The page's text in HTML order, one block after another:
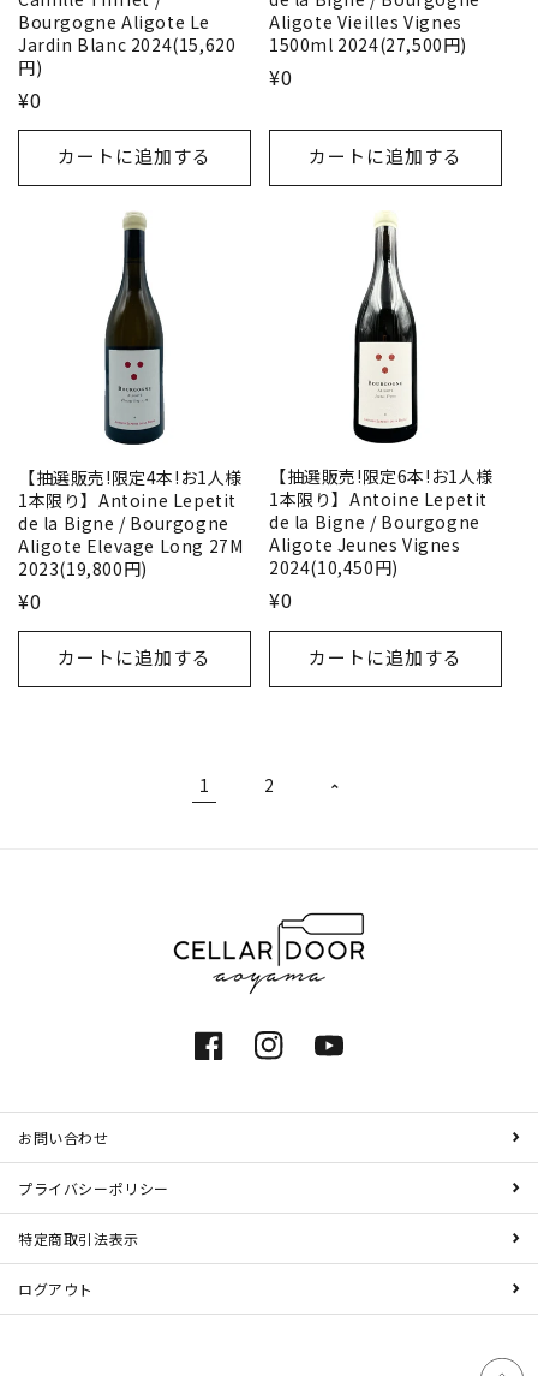
Bourgogne Aligote Le
Jardin Blanc 2024(15,620
円)
¥0
カートに追加する
Aligote Vieilles Vignes
1500ml 2024(27,500円)
¥0
カートに追加する
【抽選販売!限定4本!お1人様
1本限り】Antoine Lepetit
de la Bigne / Bourgogne
Aligote Elevage Long 27M
2023(19,800円)
¥0
カートに追加する
【抽選販売!限定6本!お1人様
1本限り】Antoine Lepetit
de la Bigne / Bourgogne
Aligote Jeunes Vignes
2024(10,450円)
¥0
カートに追加する
1 2
FacebookInstagramYouTube
お問い合わせ
プライバシーポリシー
特定商取引法表示
ログアウト